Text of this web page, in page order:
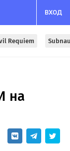
ВХОД
Requiem
на